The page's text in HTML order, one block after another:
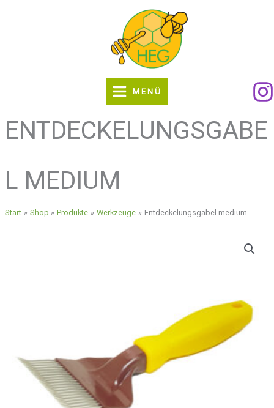
MENÜ
ENTDECKELUNGSGABE
L MEDIUM
Start Shop Produkte Werkzeuge Entdeckelungsgabel medium